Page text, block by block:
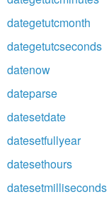
dategetutcmonth
dategetutcseconds
datenow
dateparse
datesetdate
datesetfullyear
datesethours
datesetmilliseconds